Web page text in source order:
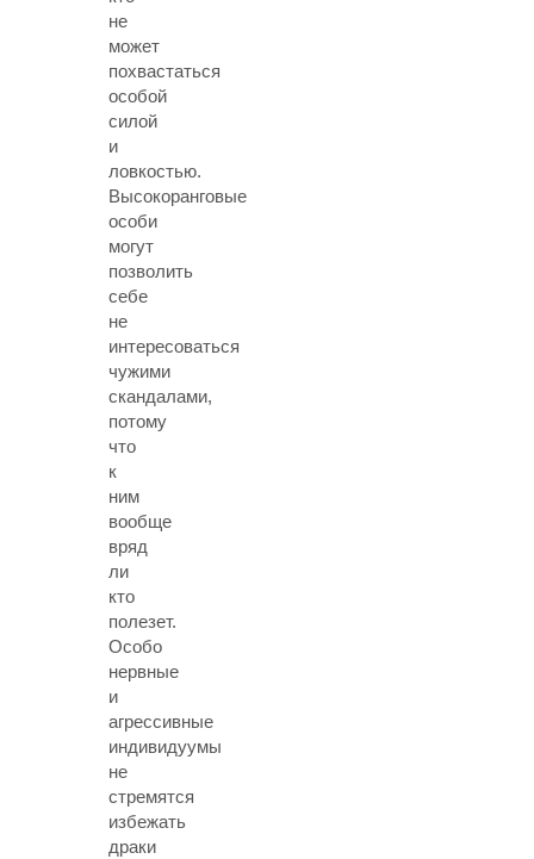
не
может
похвастаться
особой
силой
и
ловкостью.
Высокоранговые
особи
могут
позволить
себе
не
интересоваться
чужими
скандалами,
потому
что
к
ним
вообще
вряд
ли
кто
полезет.
Особо
нервные
и
агрессивные
индивидуумы
не
стремятся
избежать
драки